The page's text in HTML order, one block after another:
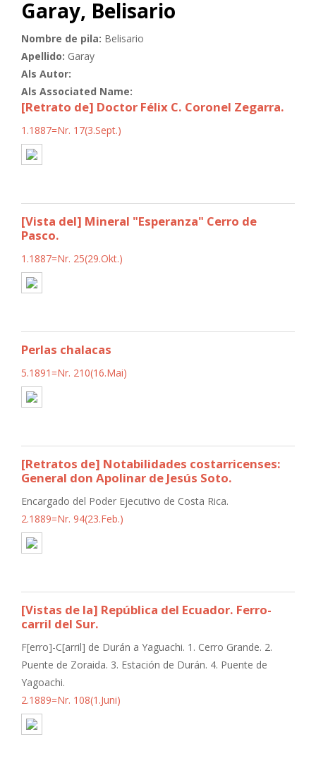
Garay, Belisario
Nombre de pila: Belisario
Apellido: Garay
Als Autor:
Als Associated Name:
[Retrato de] Doctor Félix C. Coronel Zegarra.
1.1887=Nr. 17(3.Sept.)
[Vista del] Mineral "Esperanza" Cerro de
Pasco.
1.1887=Nr. 25(29.Okt.)
Perlas chalacas
5.1891=Nr. 210(16.Mai)
[Retratos de] Notabilidades costarricenses:
General don Apolinar de Jesús Soto.
Encargado del Poder Ejecutivo de Costa Rica.
2.1889=Nr. 94(23.Feb.)
[Vistas de la] República del Ecuador. Ferro-
carril del Sur.
F[erro]-C[arril] de Durán a Yaguachi. 1. Cerro Grande. 2.
Puente de Zoraida. 3. Estación de Durán. 4. Puente de
Yagoachi.
2.1889=Nr. 108(1.Juni)